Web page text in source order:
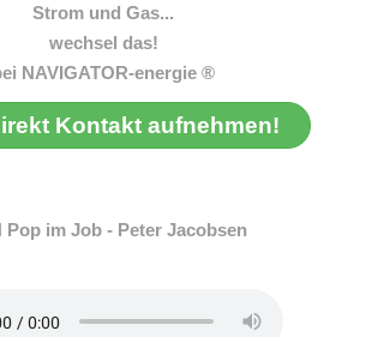
Strom und Gas...
wechsel das!
NAVIGATOR-energie ®
Kontakt aufnehmen!
Pop im Job - Peter Jacobsen